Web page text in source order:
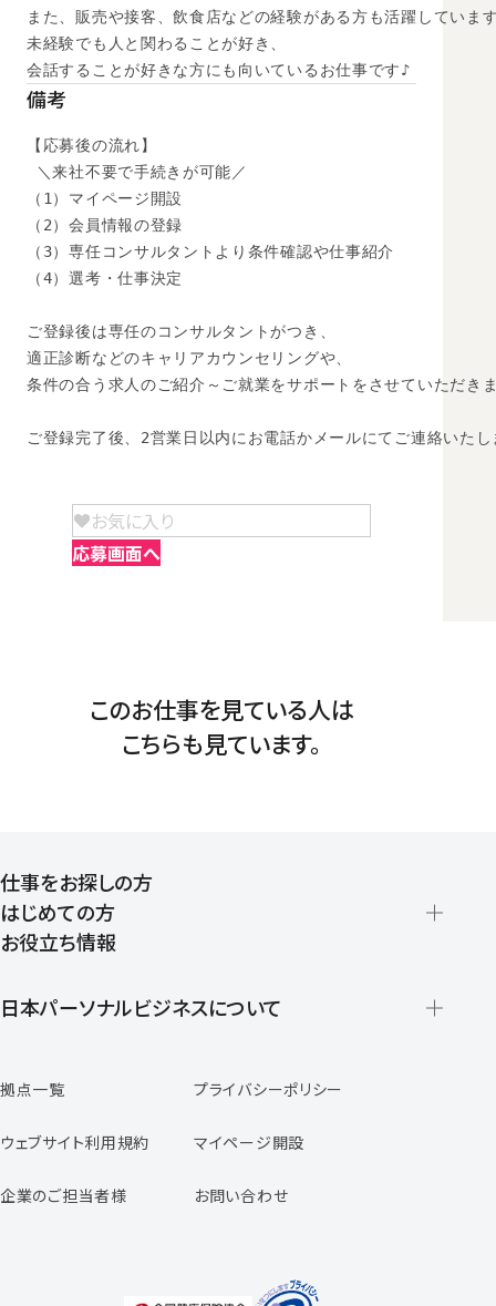
また、販売や接客、飲食店などの経験がある方も活躍していま
未経験でも人と関わることが好き、
会話することが好きな方にも向いているお仕事です♪
備考
【応募後の流れ】
＼来社不要で手続きが可能／
（1）マイページ開設
（2）会員情報の登録
（3）専任コンサルタントより条件確認や仕事紹介
（4）選考・仕事決定
ご登録後は専任のコンサルタントがつき、
適正診断などのキャリアカウンセリングや、
条件の合う求人のご紹介～ご就業をサポートをさせていただき
ご登録完了後、2営業日以内にお電話かメールにてご連絡いたし
お気に入り
応募画面へ
このお仕事を見ている人は
こちらも見ています。
仕事をお探しの方
はじめての方
登録から就業開始までの流れ
お役立ち情報
日本パーソナルビジネスについて
スタッフの声
専任コンサルタントの声
福利厚生のご案内
拠点一覧 プライバシーポリシー
ウェブサイト利用規約 マイページ開設
企業のご担当者様 お問い合わせ